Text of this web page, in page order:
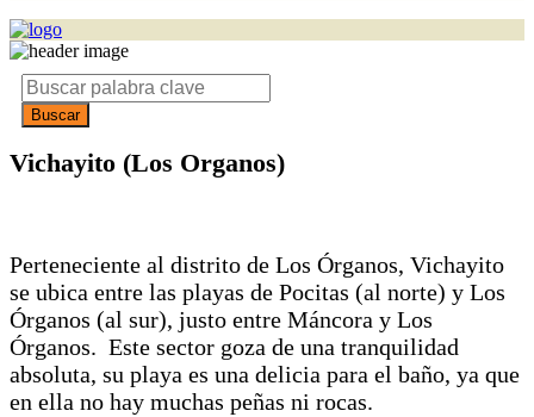
Vichayito (Los Organos)
Perteneciente al distrito de Los Órganos, Vichayito
se ubica entre las playas de Pocitas (al norte) y Los
Órganos (al sur), justo entre Máncora y Los
Órganos. Este sector goza de una tranquilidad
absoluta, su playa es una delicia para el baño, ya que
en ella no hay muchas peñas ni rocas.